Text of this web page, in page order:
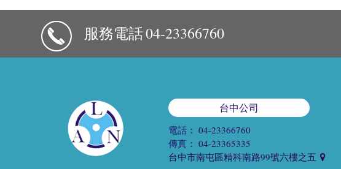
服務電話04-23366760
台中公司
電話： 04-23366760
傳真： 04-23365335
台中市南屯區精科南路99號六樓之五